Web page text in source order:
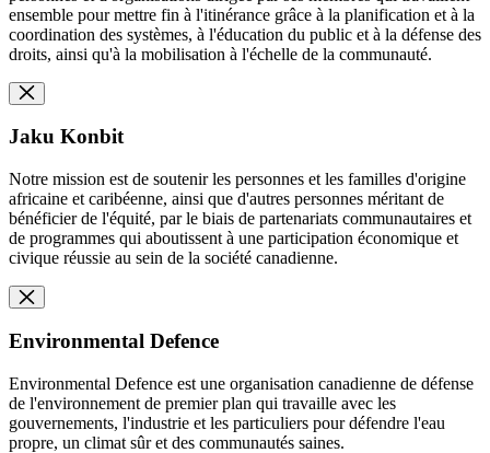
ensemble pour mettre fin à l'itinérance grâce à la planification et à la
coordination des systèmes, à l'éducation du public et à la défense des
droits, ainsi qu'à la mobilisation à l'échelle de la communauté.
Jaku Konbit
Notre mission est de soutenir les personnes et les familles d'origine
africaine et caribéenne, ainsi que d'autres personnes méritant de
bénéficier de l'équité, par le biais de partenariats communautaires et
de programmes qui aboutissent à une participation économique et
civique réussie au sein de la société canadienne.
Environmental Defence
Environmental Defence est une organisation canadienne de défense
de l'environnement de premier plan qui travaille avec les
gouvernements, l'industrie et les particuliers pour défendre l'eau
propre, un climat sûr et des communautés saines.